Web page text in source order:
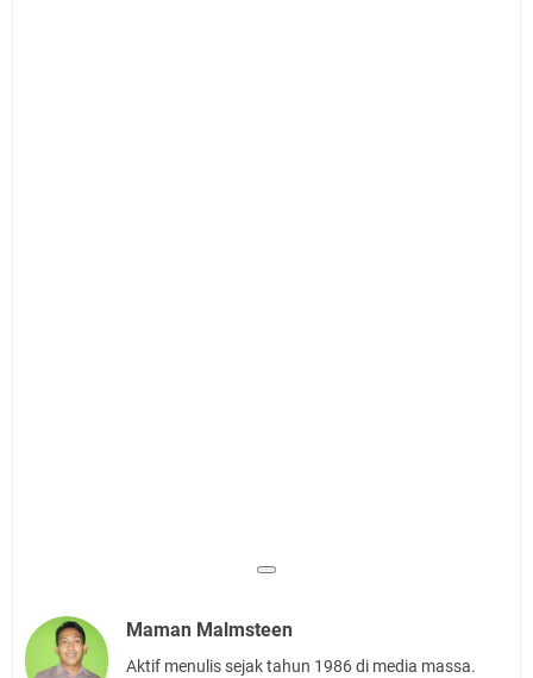
Maman Malmsteen
Aktif menulis sejak tahun 1986 di media massa.